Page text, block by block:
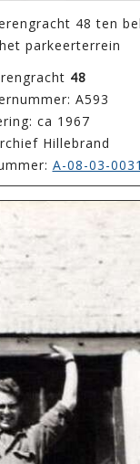
48 ten
parkeerterrein
48
A593
ca 1967
Hillebrand
A-08-03-